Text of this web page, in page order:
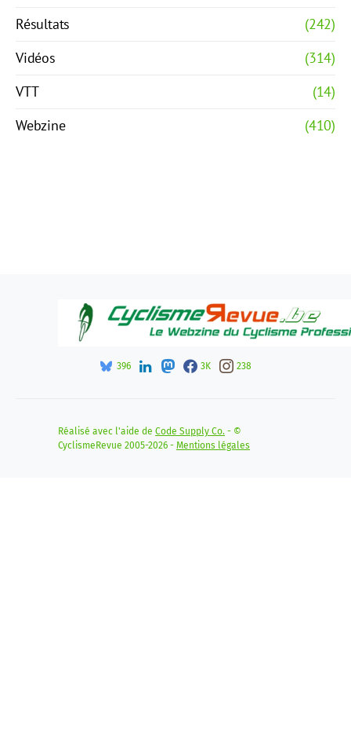
Résultats
(242)
Vidéos
(314)
VTT
(14)
Webzine
(410)
396 3K 238
Réalisé avec l'aide de Code Supply Co. - ©
CyclismeRevue 2005-2026 - Mentions légales